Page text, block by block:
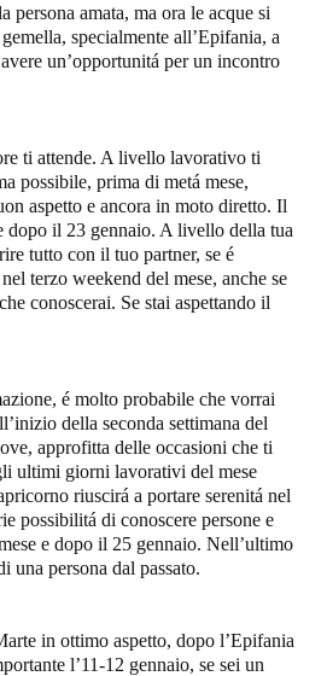
persona amata, ma ora le acque si
specialmente all’Epifania, a
un’opportunitá per un incontro
ti attende. A livello lavorativo ti
possibile, prima di metá mese,
aspetto e ancora in moto diretto. Il
dopo il 23 gennaio. A livello della tua
tutto con il tuo partner, se é
terzo weekend del mese, anche se
conoscerai. Se stai aspettando il
é molto probabile che vorrai
della seconda settimana del
approfitta delle occasioni che ti
ultimi giorni lavorativi del mese
riuscirá a portare serenitá nel
possibilitá di conoscere persone e
e dopo il 25 gennaio. Nell’ultimo
una persona dal passato.
in ottimo aspetto, dopo l’Epifania
l’11-12 gennaio, se sei un